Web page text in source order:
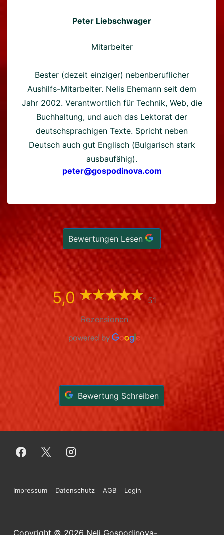
Peter Liebschwager
Mitarbeiter
Bester (dezeit einziger) nebenberuflicher
Aushilfs-Mitarbeiter. Nelis Ehemann seit dem
Jahr 2002. Verantwortlich für Technik, Web, die
Buchhaltung, und auch das Lektorat der
deutschsprachigen Texte. Spricht neben
Deutsch auch gut Englisch (Bulgarisch stark
ausbaufähig).
peter@gospodinova.com
Bewertungen Lesen
5,0
51
Rezensionen
Bewertung Schreiben
Footer-
Impressum Datenschutz AGB Login
Copyright © 2026 Neli Gospodinova-